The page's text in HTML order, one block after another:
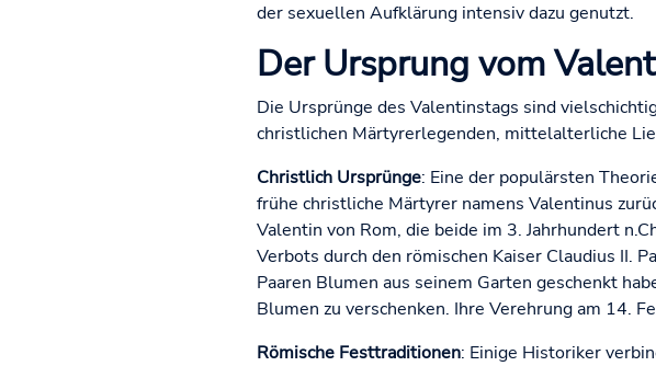
der sexuellen Aufklärung intensiv dazu genutzt.
Der Ursprung vom
Die Ursprünge des Valentinstags sind
christlichen Märtyrerlegenden, mittelalterliche
Christlich Ursprünge: Eine der populärsten
frühe christliche Märtyrer namens Valentinus
Valentin von Rom, die beide im 3. Jahrhundert
Verbots durch den römischen Kaiser Claudius II.
Paaren Blumen aus seinem Garten geschenkt
Blumen zu verschenken. Ihre Verehrung am 14.
Römische Festtraditionen: Einige Historiker